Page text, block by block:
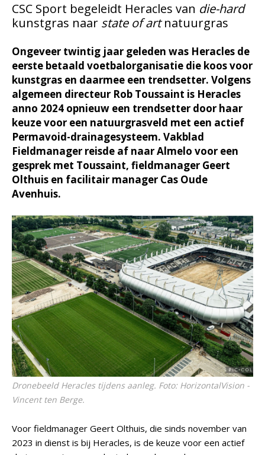
CSC Sport begeleidt Heracles van die-hard
kunstgras naar state of artnatuurgras
Ongeveer twintig jaar geleden was Heracles de
eerste betaald voetbalorganisatie die koos voor
kunstgras en daarmee een trendsetter. Volgens
algemeen directeur Rob Toussaint is Heracles
anno 2024 opnieuw een trendsetter door haar
keuze voor een natuurgrasveld met een actief
Permavoid-drainagesysteem. Vakblad
Fieldmanager reisde af naar Almelo voor een
gesprek met Toussaint, fieldmanager Geert
Olthuis en facilitair manager Cas Oude
Avenhuis.
Dronebeeld Heracles tijdens aanleg. Foto: HorizontalVision -
Vincent ten Berge.
Voor fieldmanager Geert Olthuis, die sinds november van
2023 in dienst is bij Heracles, is de keuze voor een actief